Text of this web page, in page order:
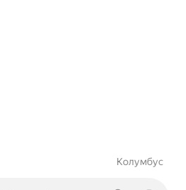
Колумбус